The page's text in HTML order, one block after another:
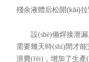
殘余液體后松開(kāi)拉
設(shè)備焊接泄漏
需要幾天時(shí)間才能
浪費(fèi)，增加了生產